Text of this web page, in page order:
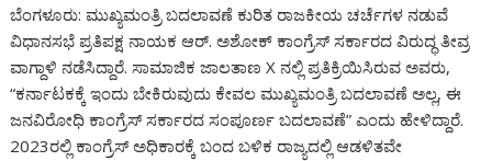
ಬೆಂಗಳೂರು: ಮುಖ್ಯಮಂತ್ರಿ ಬದಲಾವಣೆ ಕುರಿತ ರಾಜಕೀಯ ಚರ್ಚೆಗಳ ನಡುವೆ
ವಿಧಾನಸಭೆ ಪ್ರತಿಪಕ್ಷ ನಾಯಕ ಆರ್. ಅಶೋಕ್ ಕಾಂಗ್ರೆಸ್ ಸರ್ಕಾರದ ವಿರುದ್ಧ ತೀವ್ರ
ವಾಗ್ದಾಳಿ ನಡೆಸಿದ್ದಾರೆ. ಸಾಮಾಜಿಕ ಜಾಲತಾಣ X ನಲ್ಲಿ ಪ್ರತಿಕ್ರಿಯಿಸಿರುವ ಅವರು,
“ಕರ್ನಾಟಕಕ್ಕೆ ಇಂದು ಬೇಕಿರುವುದು ಕೇವಲ ಮುಖ್ಯಮಂತ್ರಿ ಬದಲಾವಣೆ ಅಲ್ಲ, ಈ
ಜನವಿರೋಧಿ ಕಾಂಗ್ರೆಸ್ ಸರ್ಕಾರದ ಸಂಪೂರ್ಣ ಬದಲಾವಣೆ” ಎಂದು ಹೇಳಿದ್ದಾರೆ.
2023ರಲ್ಲಿ ಕಾಂಗ್ರೆಸ್ ಅಧಿಕಾರಕ್ಕೆ ಬಂದ ಬಳಿಕ ರಾಜ್ಯದಲ್ಲಿ ಆಡಳಿತವೇ